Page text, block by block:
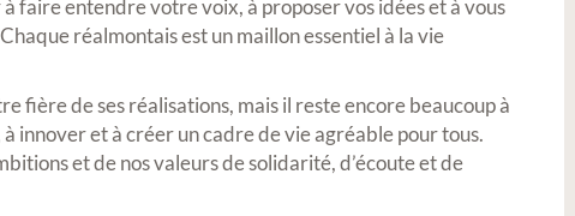
faire entendre votre voix, à proposer vos idées et à vous
réalmontais est un maillon essentiel à la vie
fière de ses réalisations, mais il reste encore beaucoup à
innover et à créer un cadre de vie agréable pour tous.
et de nos valeurs de solidarité, d’écoute et de
2026 -
Signature de l'avenant à la
convention Petite Ville de
Demain